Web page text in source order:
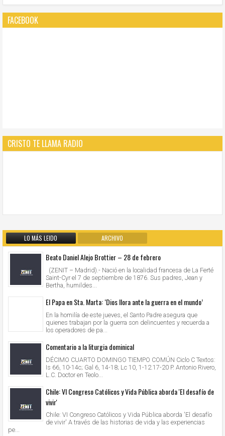
FACEBOOK
CRISTO TE LLAMA RADIO
LO MÁS LEIDO ARCHIVO
Beato Daniel Alejo Brottier – 28 de febrero
(ZENIT – Madrid).- Nació en la localidad francesa de La Ferté
Saint-Cyr el 7 de septiembre de 1876. Sus padres, Jean y
Bertha, humildes...
El Papa en Sta. Marta: ‘Dios llora ante la guerra en el mundo’
En la homilía de este jueves, el Santo Padre asegura que
quienes trabajan por la guerra son delincuentes y recuerda a
los operadores de pa...
Comentario a la liturgia dominical
DÉCIMO CUARTO DOMINGO TIEMPO COMÚN Ciclo C Textos:
Is 66, 10-14c; Gal 6, 14-18; Lc 10, 1-12.17-20 P. Antonio Rivero,
L.C. Doctor en Teolo...
Chile: VI Congreso Católicos y Vida Pública aborda 'El desafío de
vivir'
Chile: VI Congreso Católicos y Vida Pública aborda 'El desafío
de vivir' A través de las historias de vida y las experiencias
pe...